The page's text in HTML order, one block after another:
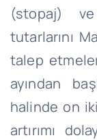
(stopaj)
tutarlarını
talep
ayından
halinde on
artırımı